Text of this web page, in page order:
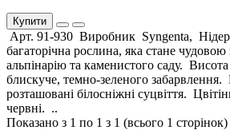
Купити
Арт. 91-930 Виробник Syngenta,
багаторічна рослина, яка стане
альпінарію та каменистого саду.
блискуче, темно-зеленого забарвлення.
розташовані білосніжні суцвіття.
червні. ..
Показано з 1 по 1 з 1 (всього 1 сторінок)